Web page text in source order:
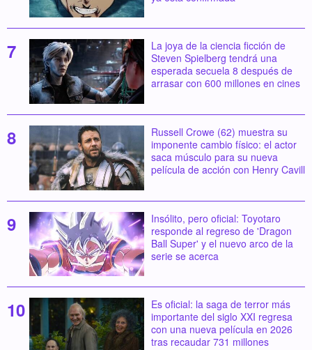
La joya de la ciencia ficción de
Steven Spielberg tendrá una
esperada secuela 8 después de
arrasar con 600 millones en cines
Russell Crowe (62) muestra su
imponente cambio físico: el actor
saca músculo para su nueva
película de acción con Henry Cavill
Insólito, pero oficial: Toyotaro
responde al regreso de 'Dragon
Ball Super' y el nuevo arco de la
serie se acerca
Es oficial: la saga de terror más
importante del siglo XXI regresa
con una nueva película en 2026
tras recaudar 731 millones